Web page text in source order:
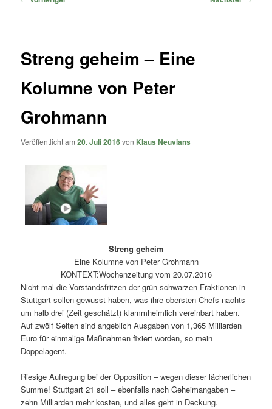
Streng geheim – Eine
Kolumne von Peter
Grohmann
Veröffentlicht am20. Juli 2016von Klaus Neuvians
Streng geheim
Eine Kolumne von Peter Grohmann
KONTEXT:Wochenzeitung vom 20.07.2016
Nicht mal die Vorstandsfritzen der grün-schwarzen Fraktionen in
Stuttgart sollen gewusst haben, was ihre obersten Chefs nachts
um halb drei (Zeit geschätzt) klammheimlich vereinbart haben.
Auf zwölf Seiten sind angeblich Ausgaben von 1,365 Milliarden
Euro für einmalige Maßnahmen fixiert worden, so mein
Doppelagent.
Riesige Aufregung bei der Opposition – wegen dieser lächerlichen
Summe! Stuttgart 21 soll – ebenfalls nach Geheimangaben –
zehn Milliarden mehr kosten, und alles geht in Deckung.